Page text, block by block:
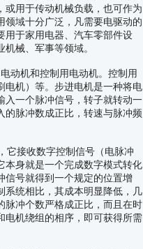
或用于传动机械负载，也可作为
领域十分广泛，凡需要电驱动的
用于家用电器、汽车零部件设
械、军事等领域。
动机和控制用电动机。控制用
电机）等。步进电机是一种将电
入一个脉冲信号，转子就转动一
的脉冲数成正比，转速与脉冲频
接收数字控制信号（电脉冲
本身就是一个完成数字模式转化
信号就得到一个规定的位置增
系统相比，其成本明显降低，几
脉冲个数严格成正比，而且在时
电机绕组的相序，即可获得所需